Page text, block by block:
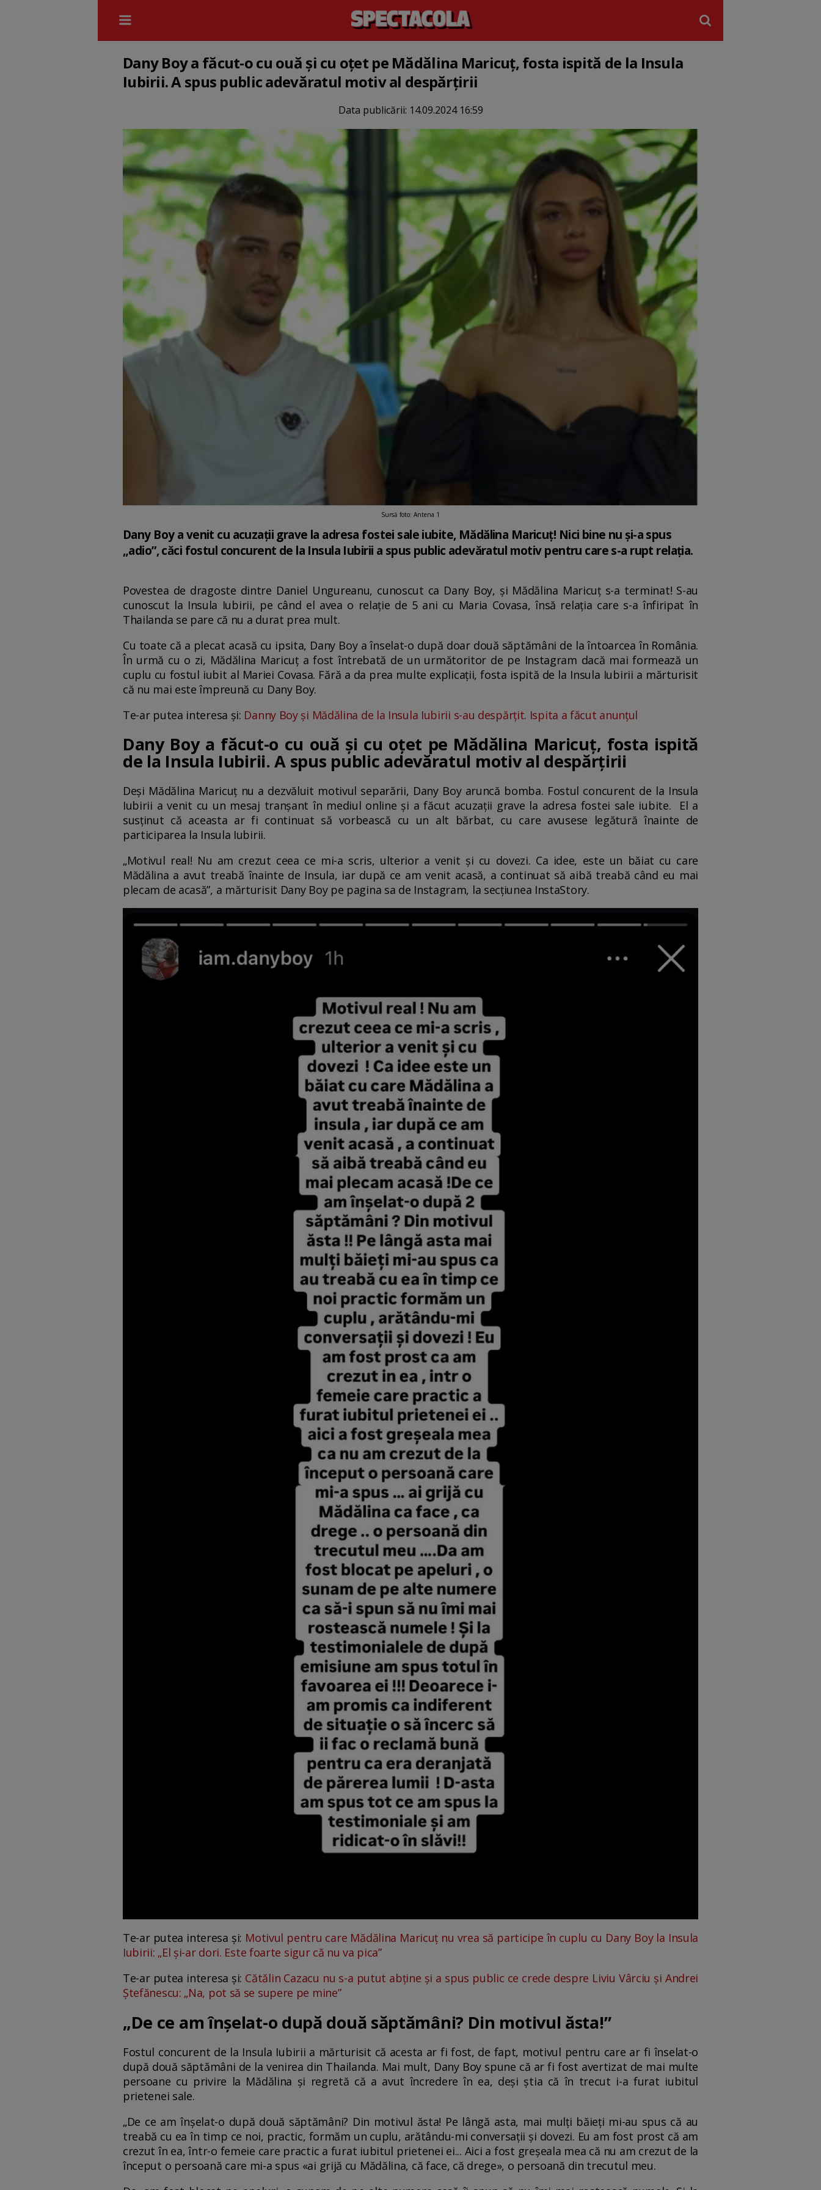
Dany Boy a făcut-o cu ouă și cu oțet pe Mădălina Maricuț, fosta ispită de la Insula
Iubirii. A spus public adevăratul motiv al despărțirii
Data publicării: 14.09.2024 16:59
Sursă foto: Antena 1
Dany Boy a venit cu acuzații grave la adresa fostei sale iubite, Mădălina Maricuț! Nici bine nu și-a spus
„adio”, căci fostul concurent de la Insula Iubirii a spus public adevăratul motiv pentru care s-a rupt relația.
Povestea de dragoste dintre Daniel Ungureanu, cunoscut ca Dany Boy, și Mădălina Maricuț s-a terminat! S-au
cunoscut la Insula Iubirii, pe când el avea o relație de 5 ani cu Maria Covasa, însă relația care s-a înfiripat în
Thailanda se pare că nu a durat prea mult.
Cu toate că a plecat acasă cu ipsita, Dany Boy a înselat-o după doar două săptămâni de la întoarcea în România.
În urmă cu o zi, Mădălina Maricuț a fost întrebată de un următoritor de pe Instagram dacă mai formează un
cuplu cu fostul iubit al Mariei Covasa. Fără a da prea multe explicații, fosta ispită de la Insula Iubirii a mărturisit
că nu mai este împreună cu Dany Boy.
Te-ar putea interesa și: Danny Boy și Mădălina de la Insula Iubirii s-au despărțit. Ispita a făcut anunțul
Dany Boy a făcut-o cu ouă și cu oțet pe Mădălina Maricuț, fosta ispită
de la Insula Iubirii. A spus public adevăratul motiv al despărțirii
Deși Mădălina Maricuț nu a dezvăluit motivul separării, Dany Boy aruncă bomba. Fostul concurent de la Insula
Iubirii a venit cu un mesaj tranșant în mediul online și a făcut acuzații grave la adresa fostei sale iubite. El a
susținut că aceasta ar fi continuat să vorbească cu un alt bărbat, cu care avusese legătură înainte de
participarea la Insula Iubirii.
„Motivul real! Nu am crezut ceea ce mi-a scris, ulterior a venit și cu dovezi. Ca idee, este un băiat cu care
Mădălina a avut treabă înainte de Insula, iar după ce am venit acasă, a continuat să aibă treabă când eu mai
plecam de acasă”, a mărturisit Dany Boy pe pagina sa de Instagram, la secțiunea InstaStory.
Te-ar putea interesa și: Motivul pentru care Mădălina Maricuț nu vrea să participe în cuplu cu Dany Boy la Insula
Iubirii: „El și-ar dori. Este foarte sigur că nu va pica”
Te-ar putea interesa și: Cătălin Cazacu nu s-a putut abține și a spus public ce crede despre Liviu Vârciu și Andrei
Ștefănescu: „Na, pot să se supere pe mine”
„De ce am înșelat-o după două săptămâni? Din motivul ăsta!”
Fostul concurent de la Insula Iubirii a mărturisit că acesta ar fi fost, de fapt, motivul pentru care ar fi înselat-o
după două săptămâni de la venirea din Thailanda. Mai mult, Dany Boy spune că ar fi fost avertizat de mai multe
persoane cu privire la Mădălina și regretă că a avut încredere în ea, deși știa că în trecut i-a furat iubitul
prietenei sale.
„De ce am înșelat-o după două săptămâni? Din motivul ăsta! Pe lângă asta, mai mulți băieți mi-au spus că au
treabă cu ea în timp ce noi, practic, formăm un cuplu, arătându-mi conversații și dovezi. Eu am fost prost că am
crezut în ea, într-o femeie care practic a furat iubitul prietenei ei... Aici a fost greșeala mea că nu am crezut de la
început o persoană care mi-a spus «ai grijă cu Mădălina, că face, că drege», o persoană din trecutul meu.